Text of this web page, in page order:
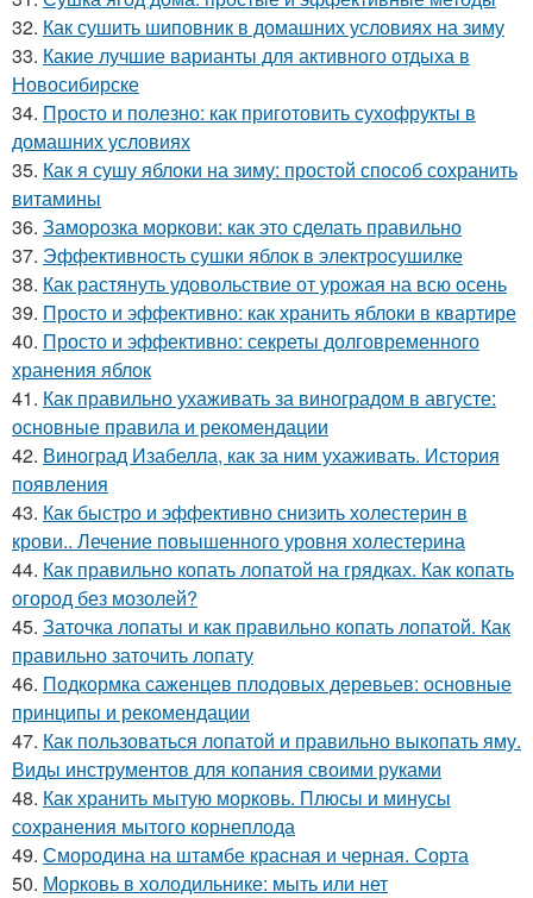
32. Как сушить шиповник в домашних условиях на зиму
33. Какие лучшие варианты для активного отдыха в
Новосибирске
34. Просто и полезно: как приготовить сухофрукты в
домашних условиях
35. Как я сушу яблоки на зиму: простой способ сохранить
витамины
36. Заморозка моркови: как это сделать правильно
37. Эффективность сушки яблок в электросушилке
38. Как растянуть удовольствие от урожая на всю осень
39. Просто и эффективно: как хранить яблоки в квартире
40. Просто и эффективно: секреты долговременного
хранения яблок
41. Как правильно ухаживать за виноградом в августе:
основные правила и рекомендации
42. Виноград Изабелла, как за ним ухаживать. История
появления
43. Как быстро и эффективно снизить холестерин в
крови.. Лечение повышенного уровня холестерина
44. Как правильно копать лопатой на грядках. Как копать
огород без мозолей?
45. Заточка лопаты и как правильно копать лопатой. Как
правильно заточить лопату
46. Подкормка саженцев плодовых деревьев: основные
принципы и рекомендации
47. Как пользоваться лопатой и правильно выкопать яму.
Виды инструментов для копания своими руками
48. Как хранить мытую морковь. Плюсы и минусы
сохранения мытого корнеплода
49. Смородина на штамбе красная и черная. Сорта
50. Морковь в холодильнике: мыть или нет